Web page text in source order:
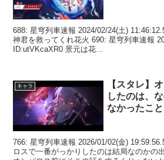
688: 星穹列車速報 2024/02/24(土)
神君を救ってくれ花火 690: 星穹列車速報
ID:utVKcaXR0 景元は花...
キャラ
【スタレ】
したのは、
なかったこと
766: 星穹列車速報 2026/01/02(金)
ロスで一番がっかりしたのは結局なのかの